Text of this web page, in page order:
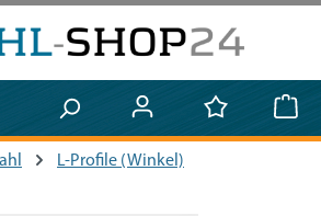
L-Profile (Winkel)